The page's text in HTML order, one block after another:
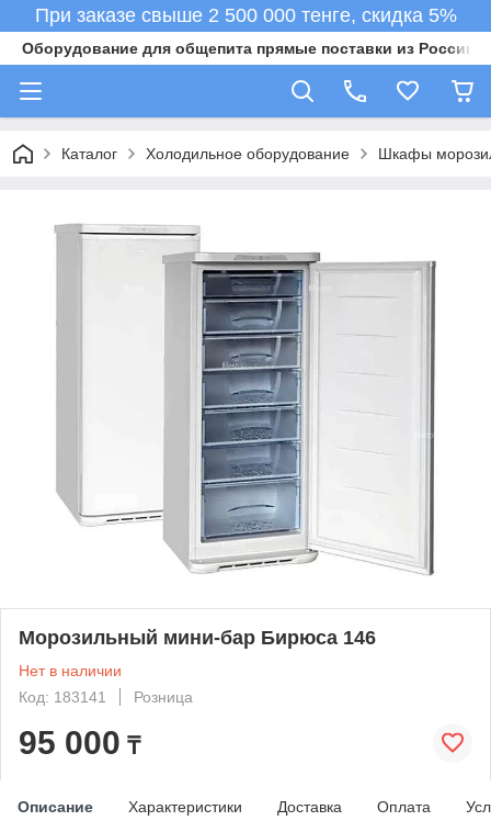
При заказе свыше 2 500 000 тенге, скидка 5%
Оборудование для общепита прямые поставки из России в
Каталог Холодильное оборудование Шкафы
Морозильный мини-бар Бирюса 146
Нет в наличии
Код: 183141
Розница
95 000 ₸
Описание Характеристики Доставка Оплата